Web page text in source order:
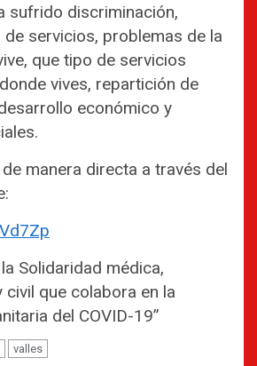
sufrido discriminación,
servicios, problemas de la
que tipo de servicios
vives, repartición de
económico y
manera directa a través del
Solidaridad médica,
civil que colabora en la
del COVID-19”
valles